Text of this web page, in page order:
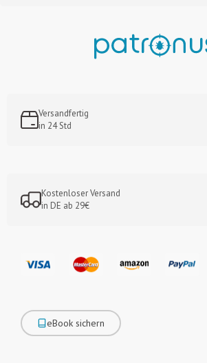
Versandfertig
in 24 Std
Kostenloser Versand
in DE ab 29€
eBook sichern